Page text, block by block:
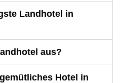
Landhotel in
aus?
Hotel in